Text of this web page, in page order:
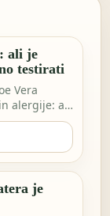
ali je
testirati
Vera
alergije: ali
je